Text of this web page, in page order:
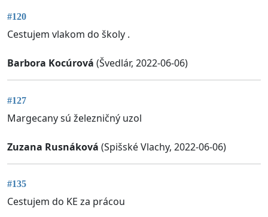
#120
Cestujem vlakom do školy .
Barbora Kocúrová (Švedlár, 2022-06-06)
#127
Margecany sú železničný uzol
Zuzana Rusnáková (Spišské Vlachy, 2022-06-06)
#135
Cestujem do KE za prácou